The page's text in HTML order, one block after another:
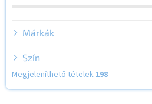
Márkák
Szín
Megjeleníthető tételek 198